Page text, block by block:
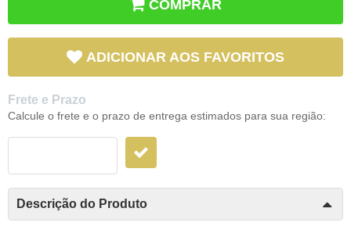
COMPRAR
ADICIONAR AOS FAVORITOS
Frete e Prazo
Calcule o frete e o prazo de entrega estimados para sua região:
Descrição do Produto